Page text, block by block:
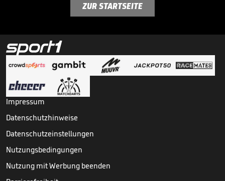
ZUR STARTSEITE
Impressum
Datenschutzhinweise
Datenschutzeinstellungen
Nutzungsbedingungen
Nutzung mit Werbung beenden